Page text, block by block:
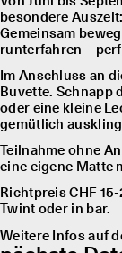
besondere
Gemeinsam
runterfahren –
Im Anschluss an
Buvette. Schnapp
oder eine kleine
gemütlich
Teilnahme ohne
eine eigene Matte
Richtpreis CHF
Twint oder in bar.
Weitere Infos auf